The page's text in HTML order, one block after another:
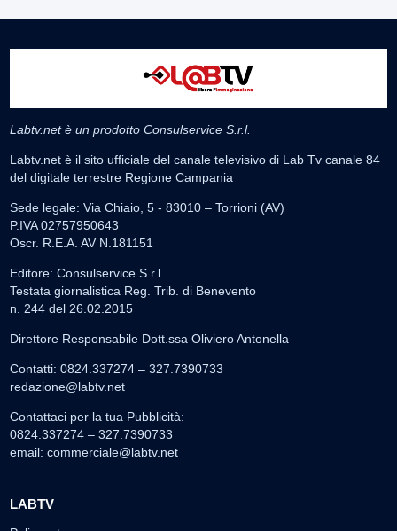
Labtv.net è un prodotto Consulservice S.r.l.
Labtv.net è il sito ufficiale del canale televisivo di Lab Tv canale 84
del digitale terrestre Regione Campania
Sede legale: Via Chiaio, 5 - 83010 – Torrioni (AV)
P.IVA 02757950643
Oscr. R.E.A. AV N.181151
Editore: Consulservice S.r.l.
Testata giornalistica Reg. Trib. di Benevento
n. 244 del 26.02.2015
Direttore Responsabile Dott.ssa Oliviero Antonella
Contatti: 0824.337274 – 327.7390733
redazione@labtv.net
Contattaci per la tua Pubblicità:
0824.337274 – 327.7390733
email: commerciale@labtv.net
LABTV